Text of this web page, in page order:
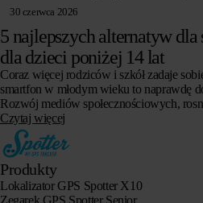
30 czerwca 2026
5 najlepszych alternatyw dla
dla dzieci poniżej 14 lat
Coraz więcej rodziców i szkół zadaje
smartfon w młodym wieku to naprawdę
Rozwój mediów społecznościowych,
spędzany przed ekranem i obawy o
Czytaj więcej
Produkty
Lokalizator GPS Spotter X10
Zegarek GPS Spotter Senior